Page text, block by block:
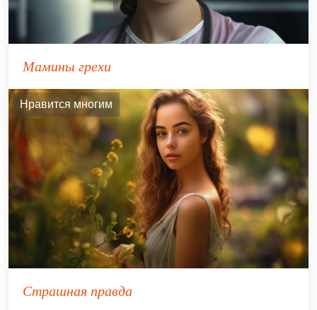
Мамины грехи
Нравится многим
Страшная правда